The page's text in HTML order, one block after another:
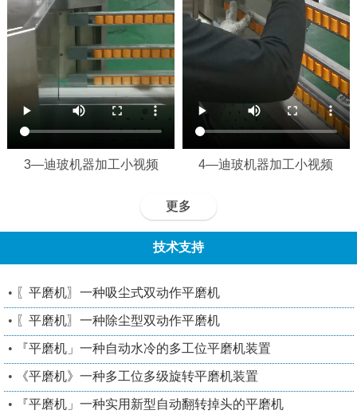
3—迪玻机器加工小视频 4—迪玻机器加工小视频
更多
技术支持
• 〖平磨机〗一种吸尘式双动作平磨机
• 〖平磨机〗一种除尘型双动作平磨机
• 『平磨机」一种自动水冷的多工位平磨机装置
• 《平磨机》一种多工位多级旋转平磨机装置
• 『平磨机」一种实用新型自动翻转掉头的平磨机